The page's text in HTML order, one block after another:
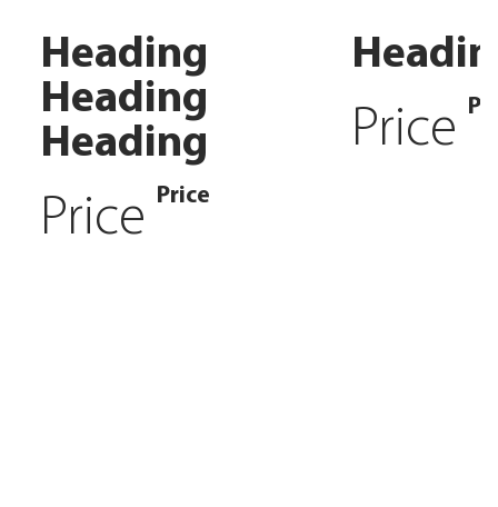
Heading
Heading
Heading
Price Price
Price